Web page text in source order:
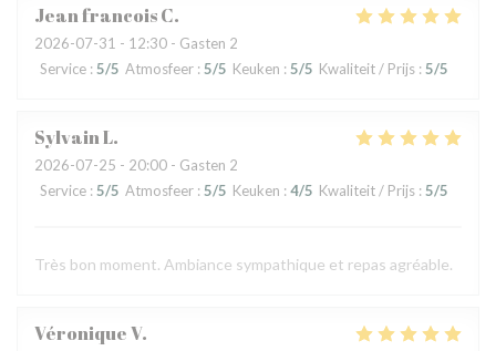
Jean francoisC
2026-07-31 - 12:30 - Gasten 2
Service : 5/5 Atmosfeer : 5/5 Keuken : 5/5 Kwaliteit / Prijs : 5/5
SylvainL
2026-07-25 - 20:00 - Gasten 2
Service : 5/5 Atmosfeer : 5/5 Keuken : 4/5 Kwaliteit / Prijs : 5/5
Très bon moment. Ambiance sympathique et repas agréable.
VéroniqueV